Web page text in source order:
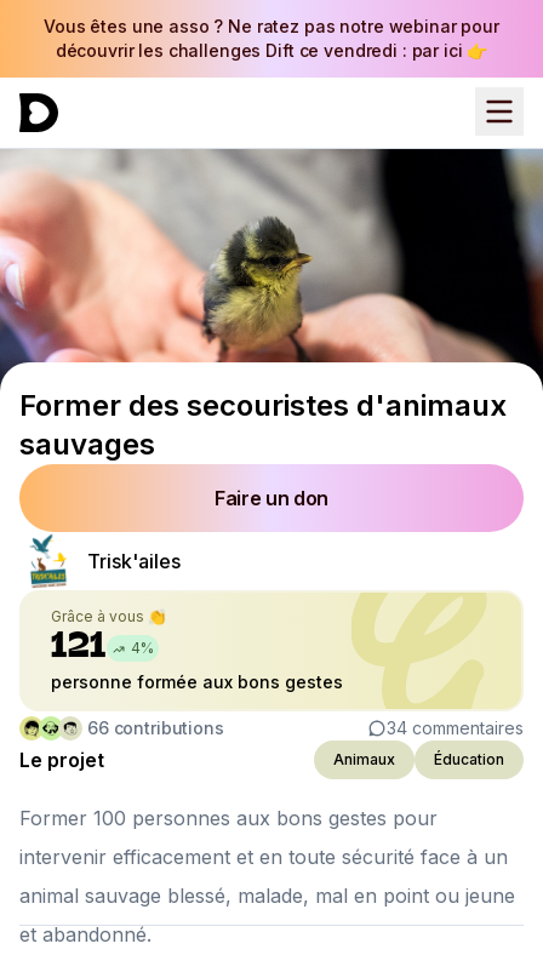
Vous êtes une asso ? Ne ratez pas notre webinar pour
découvrir les challenges Dift ce vendredi : par ici 👉
Former des secouristes d'animaux
sauvages
Faire un don
Trisk'ailes
Grâce à vous 👏
121 4%
personne formée aux bons gestes
66 contributions 34 commentaires
Le projet Animaux Éducation
Former 100 personnes aux bons gestes pour
intervenir efficacement et en toute sécurité face à un
animal sauvage blessé, malade, mal en point ou jeune
et abandonné.